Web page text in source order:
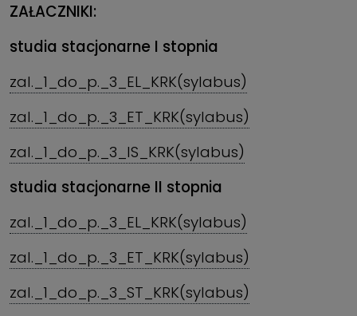
ZAŁACZNIKI:
studia stacjonarne I stopnia
zal._1_do_p._3_EL_KRK(sylabus)
zal._1_do_p._3_ET_KRK(sylabus)
zal._1_do_p._3_IS_KRK(sylabus)
studia stacjonarne II stopnia
zal._1_do_p._3_EL_KRK(sylabus)
zal._1_do_p._3_ET_KRK(sylabus)
zal._1_do_p._3_ST_KRK(sylabus)